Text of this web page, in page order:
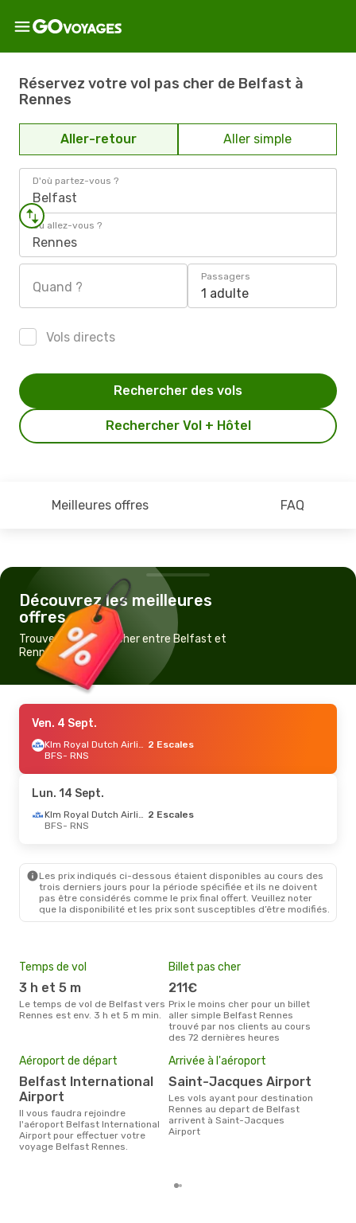
Réservez votre vol pas cher de Belfast à
Rennes
Aller-retour Aller simple
D'où partez-vous ?
Belfast
Où allez-vous ?
Rennes
Quand ?
Passagers
1 adulte
Vols directs
Rechercher Vol + Hôtel
Rechercher des vols
Meilleures offres FAQ
Découvrez les meilleures
offres
Trouvez un vol pas cher entre Belfast et
Rennes
Ven. 4 Sept.
Klm Royal Dutch Airlines 2 Escales
BFS- RNS
Lun. 14 Sept.
Klm Royal Dutch Airlines 2 Escales
BFS- RNS
Les prix indiqués ci-dessous étaient disponibles au cours des
trois derniers jours pour la période spécifiée et ils ne doivent
pas être considérés comme le prix final offert. Veuillez noter
que la disponibilité et les prix sont susceptibles d’être modifiés.
Temps de vol
3 h et 5 m
Le temps de vol de Belfast vers
Rennes est env. 3 h et 5 m min.
Billet pas cher
211€
Prix le moins cher pour un billet
aller simple Belfast Rennes
trouvé par nos clients au cours
des 72 dernières heures
Aéroport de départ
Belfast International
Airport
Il vous faudra rejoindre
l'aéroport Belfast International
Airport pour effectuer votre
voyage Belfast Rennes.
Arrivée à l'aéroport
Saint-Jacques Airport
Les vols ayant pour destination
Rennes au depart de Belfast
arrivent à Saint-Jacques
Airport